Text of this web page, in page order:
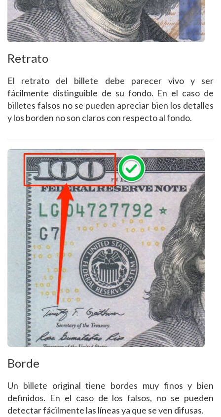
Retrato
El retrato del billete debe parecer vivo y ser
fácilmente distinguible de su fondo. En el caso de
billetes falsos no se pueden apreciar bien los detalles
y los borden no son claros con respecto al fondo.
Borde
Un billete original tiene bordes muy finos y bien
definidos. En el caso de los falsos, no se pueden
detectar fácilmente las líneas ya que se ven difusas.